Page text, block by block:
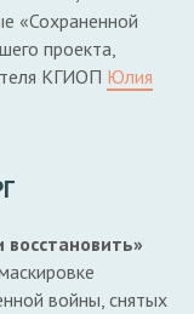
«Сохраненной
проекта,
КГИОП Юлия
войны, снятых